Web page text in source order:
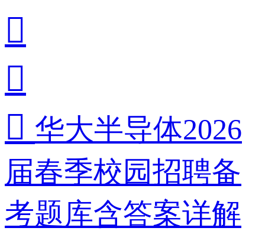


 华大半导体2026
届春季校园招聘备
考题库含答案详解